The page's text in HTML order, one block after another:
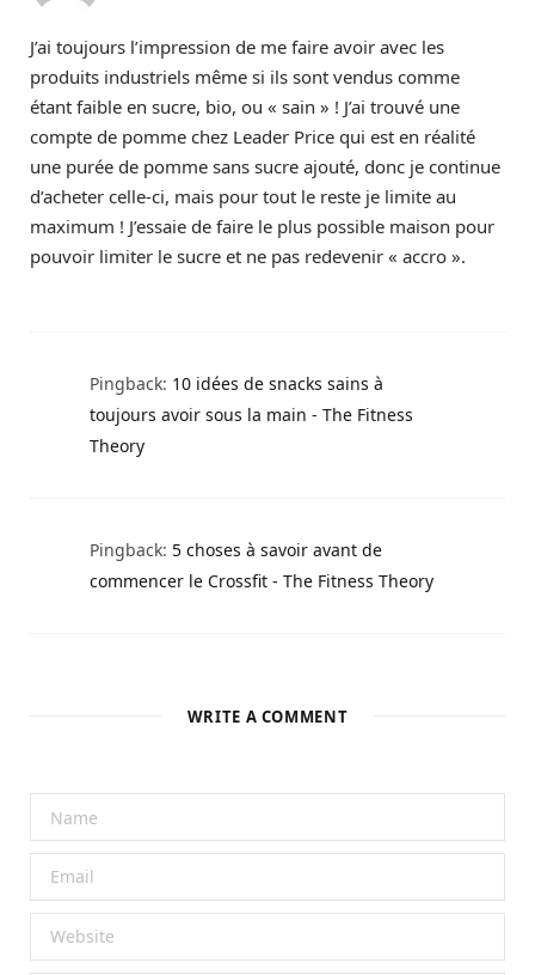
J’ai toujours l’impression de me faire avoir avec les
produits industriels même si ils sont vendus comme
étant faible en sucre, bio, ou « sain » ! J’ai trouvé une
compte de pomme chez Leader Price qui est en réalité
une purée de pomme sans sucre ajouté, donc je continue
d’acheter celle-ci, mais pour tout le reste je limite au
maximum ! J’essaie de faire le plus possible maison pour
pouvoir limiter le sucre et ne pas redevenir « accro ».
Pingback: 10 idées de snacks sains à
toujours avoir sous la main - The Fitness
Theory
Pingback: 5 choses à savoir avant de
commencer le Crossfit - The Fitness Theory
WRITE A COMMENT